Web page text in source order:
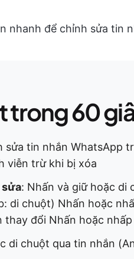
nhanh để chỉnh sửa tin
trong 60
sửa tin nhắn WhatsApp
viễn trừ khi bị xóa
sửa: Nhấn và giữ hoặc di
di chuột) Nhấn hoặc
thay đổi Nhấn hoặc
di chuột qua tin nhắn